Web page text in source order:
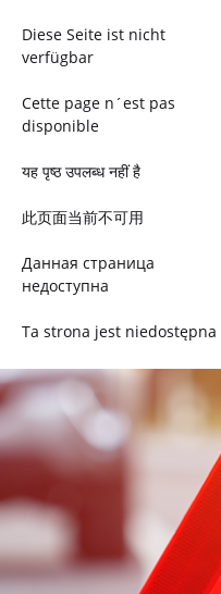
Diese Seite ist nicht
verfügbar
Cette page n´est pas
disponible
यह पृष्ठ उपलब्ध नहीं है
此页面当前不可用
Данная страница
недоступна
Ta strona jest niedostępna
Trang này không có
Esta página não está
disponível
このページは現在利用できま
せん
Pagina non disponibile